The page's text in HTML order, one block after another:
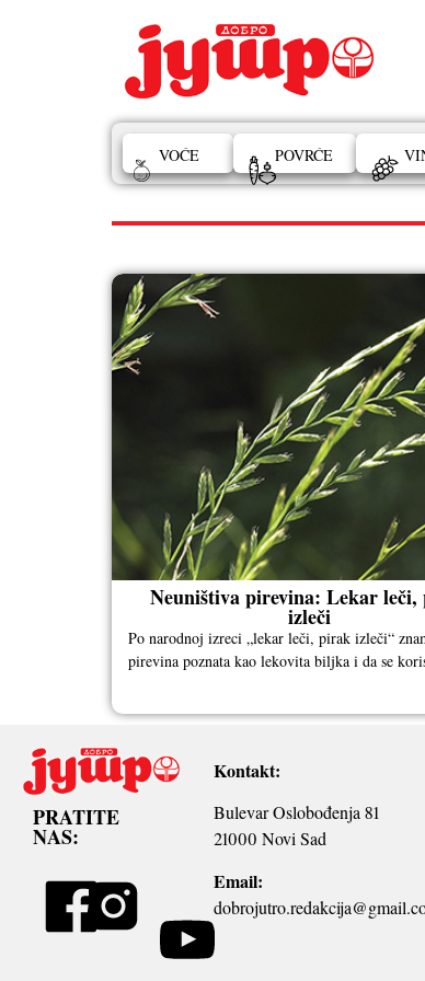
VOĆE POVRĆE
leči bolesti bubrega
Neuništiva pirevina: Lekar
izleči
Po narodnoj izreci „lekar leči, pirak izleči“
pirevina poznata kao lekovita biljka i da se
PRATITE
NAS:
Kontakt:
Bulevar Oslobođenja 81
21000 Novi Sad
Email: